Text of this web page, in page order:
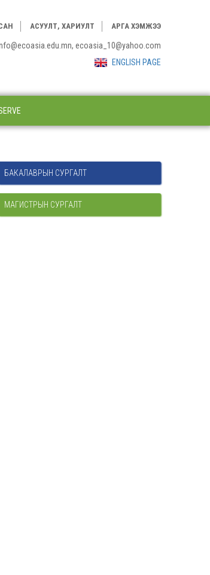
АСУУЛТ, ХАРИУЛТ АРГА ХЭМЖЭЭ
ecoasia_10@yahoo.com
ENGLISH PAGE
БАКАЛАВРЫН СУРГАЛТ
МАГИСТРЫН СУРГАЛТ